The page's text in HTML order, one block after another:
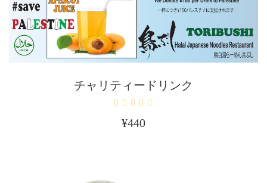
カートに入れる
チャリティードリンク
¥440